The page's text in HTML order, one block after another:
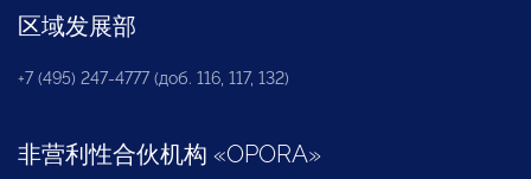
区域发展部
+7 (495) 247-4777 (доб. 116, 117, 132)
非营利性合伙机构 «OPORA»